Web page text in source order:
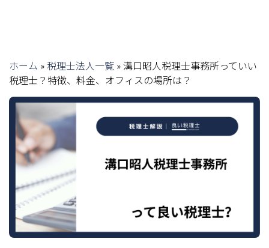
ホーム » 税理士法人一覧 »溝口昭人税理士事務所っていい
税理士？特徴、料金、オフィスの場所は？